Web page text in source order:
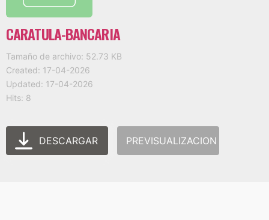
CARATULA-BANCARIA
Tamaño de archivo: 52.73 KB
Created: 17-04-2026
Updated: 17-04-2026
Hits: 8
DESCARGAR PREVISUALIZACION